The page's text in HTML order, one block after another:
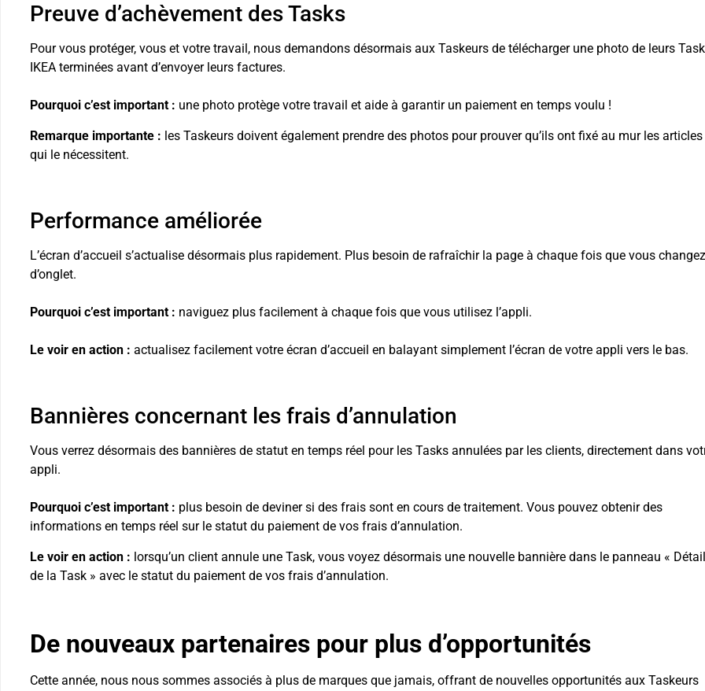
Preuve d’achèvement des Tasks
Pour vous protéger, vous et votre travail, nous demandons désormais aux Taskeurs de télécharger une photo de leurs
IKEA terminées avant d’envoyer leurs factures.
Pourquoi c’est important : une photo protège votre travail et aide à garantir un paiement en temps voulu !
Remarque importante : les Taskeurs doivent également prendre des photos pour prouver qu’ils ont fixé au mur les articles
qui le nécessitent.
Performance améliorée
L’écran d’accueil s’actualise désormais plus rapidement. Plus besoin de rafraîchir la page à chaque fois que vous changez
d’onglet.
Pourquoi c’est important : naviguez plus facilement à chaque fois que vous utilisez l’appli.
Le voir en action : actualisez facilement votre écran d’accueil en balayant simplement l’écran de votre appli vers le bas.
Bannières concernant les frais d’annulation
Vous verrez désormais des bannières de statut en temps réel pour les Tasks annulées par les clients, directement dans
appli.
Pourquoi c’est important : plus besoin de deviner si des frais sont en cours de traitement. Vous pouvez obtenir des
informations en temps réel sur le statut du paiement de vos frais d’annulation.
Le voir en action : lorsqu’un client annule une Task, vous voyez désormais une nouvelle bannière dans le panneau «
de la Task » avec le statut du paiement de vos frais d’annulation.
De nouveaux partenaires pour plus d’opportunités
Cette année, nous nous sommes associés à plus de marques que jamais, offrant de nouvelles opportunités aux Taskeurs